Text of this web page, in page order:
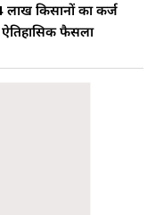
लाख किसानों का कर्ज
फैसला